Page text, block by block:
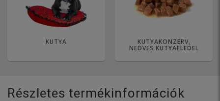
KUTYA KUTYAKONZERV,
NEDVES KUTYAELEDEL
Részletes termékinformációk